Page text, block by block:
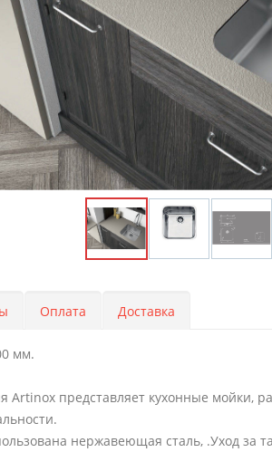
Оплата Доставка
мм.
Artinox представляет кухонные мойки,
нержавеющая сталь, .Уход за